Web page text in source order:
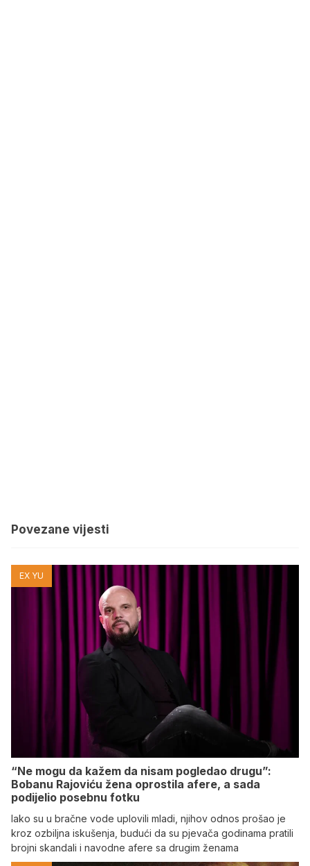
Povezane vijesti
EX YU
“Ne mogu da kažem da nisam pogledao drugu”:
Bobanu Rajoviću žena oprostila afere, a sada
podijelio posebnu fotku
Iako su u bračne vode uplovili mladi, njihov odnos prošao je
kroz ozbiljna iskušenja, budući da su pjevača godinama pratili
brojni skandali i navodne afere sa drugim ženama